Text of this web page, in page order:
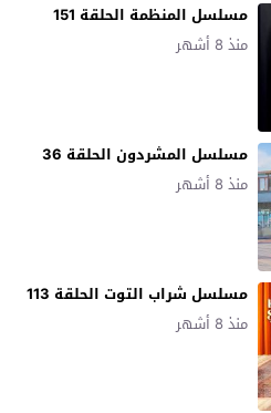
مسلسل المنظمة الحلقة 151
منذ 8 أشهر
مسلسل المشردون الحلقة 36
منذ 8 أشهر
مسلسل شراب التوت الحلقة 113
منذ 8 أشهر